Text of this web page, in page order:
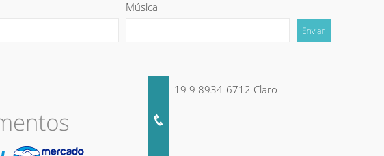
Música
19 9 8934-6712 Claro